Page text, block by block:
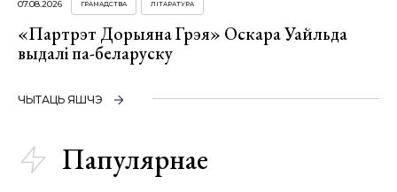
07.08.2026 ГРАМАДСТВА ЛІТАРАТУРА
«Партрэт Дорыяна Грэя» Оскара Уайльда
выдалі па-беларуску
ЧЫТАЦЬ ЯШЧЭ
Папулярнае